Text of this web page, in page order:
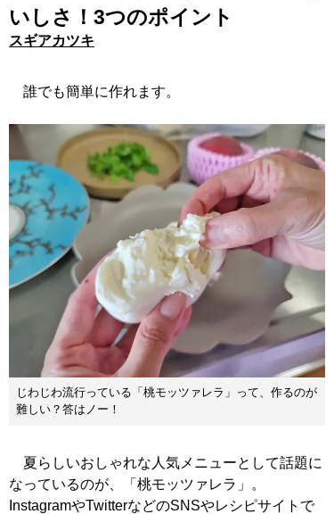
いしさ！3つのポイント
スギアカツキ
誰でも簡単に作れます。
じわじわ流行っている「桃モッツァレラ」って、作るのが
難しい？答はノー！
夏らしいおしゃれな人気メニューとして話題に
なっているのが、「桃モッツァレラ」。
InstagramやTwitterなどのSNSやレシピサイトで